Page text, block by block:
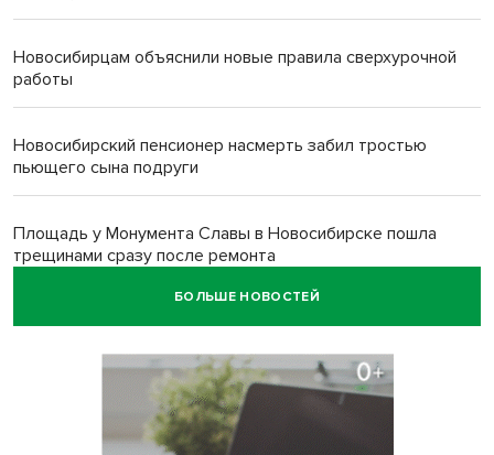
Новосибирцам объяснили новые правила сверхурочной
работы
Новосибирский пенсионер насмерть забил тростью
пьющего сына подруги
Площадь у Монумента Славы в Новосибирске пошла
трещинами сразу после ремонта
Африканский врач поразил новосибирцев в травмпункте
Покрытие рулежных дорожек обновили в аэропорту
Толмачево по нацпроекту
БОЛЬШЕ НОВОСТЕЙ